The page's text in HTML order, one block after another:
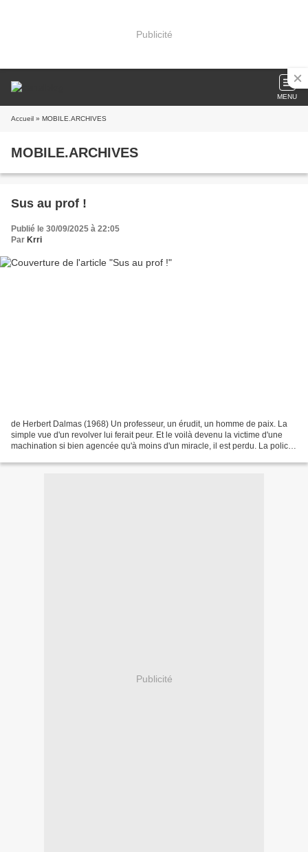
Publicité
MENU
Accueil » MOBILE.ARCHIVES
MOBILE.ARCHIVES
Sus au prof !
Publié le 30/09/2025 à 22:05
Par Krri
de Herbert Dalmas (1968) Un professeur, un érudit, un homme de paix. La
simple vue d'un revolver lui ferait peur. Et le voilà devenu la victime d'une
machination si bien agencée qu'à moins d'un miracle, il est perdu. La police
Publicité